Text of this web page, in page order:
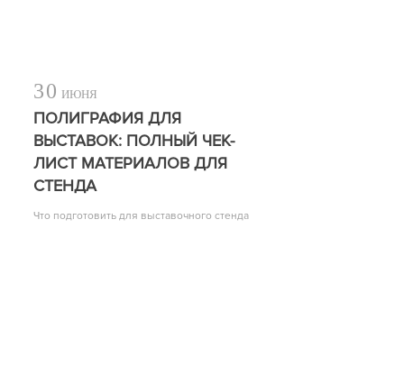
30 ИЮНЯ
ПОЛИГРАФИЯ ДЛЯ
ВЫСТАВОК: ПОЛНЫЙ ЧЕК-
ЛИСТ МАТЕРИАЛОВ ДЛЯ
СТЕНДА
Что подготовить для выставочного стенда